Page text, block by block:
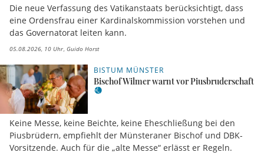
Die neue Verfassung des Vatikanstaats berücksichtigt, dass
eine Ordensfrau einer Kardinalskommission vorstehen und
das Governatorat leiten kann.
05.08.2026, 10 Uhr Guido Horst
BISTUM MÜNSTER
Bischof Wilmer warnt vor Piusbruderschaft
Keine Messe, keine Beichte, keine Eheschließung bei den
Piusbrüdern, empfiehlt der Münsteraner Bischof und DBK-
Vorsitzende. Auch für die „alte Messe“ erlässt er Regeln.